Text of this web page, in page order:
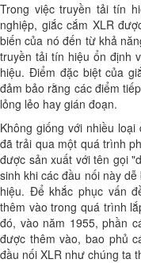
Trong việc truyền tải tín
nghiệp, giắc cắm XLR
biến của nó đến từ khả
truyền tải tín hiệu ổn định
hiệu. Điểm đặc biệt của
đảm bảo rằng các điểm
lỏng lẻo hay gián đoạn.
Không giống với nhiều
đã trải qua một quá trình
được sản xuất với tên gọi
sinh khi các đầu nối này
hiệu. Để khắc phục vấn
thêm vào trong quá trình
đó, vào năm 1955, phần
được thêm vào, bao phủ
đầu nối XLR như chúng ta